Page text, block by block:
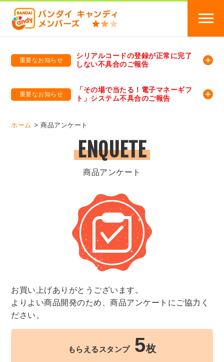
重要なお知らせ
シリアルコードの登録が正常に完了
しない不具合のご報告
重要なお知らせ
「その場で当たる！電子マネーギフ
ト」システム不具合のご報告
ホーム 商品アンケート
ENQUETE
商品アンケート
お買い上げありがとうございます。
よりよい商品開発のため、商品アンケートにご協力く
ださい。
もらえるスタンプ 5枚